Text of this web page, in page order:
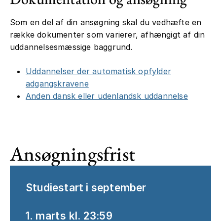
Som en del af din ansøgning skal du vedhæfte en
række dokumenter som varierer, afhængigt af din
uddannelsesmæssige baggrund.
Uddannelser der automatisk opfylder
adgangskravene
Anden dansk eller udenlandsk uddannelse
Ansøgningsfrist
Studiestart i september
1. marts kl. 23:59